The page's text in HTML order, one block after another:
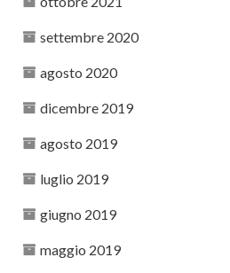
settembre 2020
agosto 2020
dicembre 2019
agosto 2019
luglio 2019
giugno 2019
maggio 2019